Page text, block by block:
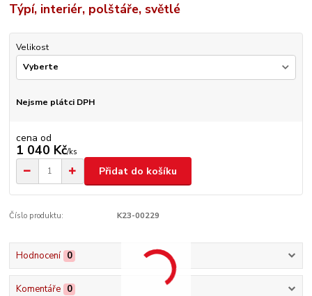
Týpí, interiér, polštáře, světlé
Velikost
Nejsme plátci DPH
cena od
1 040 Kč/ks
Přidat do košíku
Číslo produktu: K23-00229
Hodnocení 0
Komentáře 0